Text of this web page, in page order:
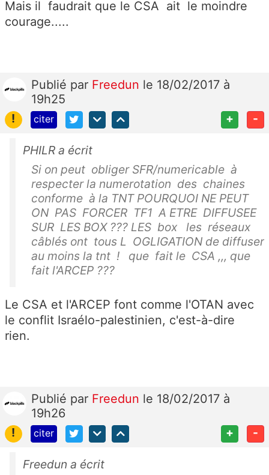
Mais il faudrait que le CSA ait le moindre
courage.....
Publié par Freedun le 18/02/2017 à
19h25
!
citer + -
PHILR a écrit
Si on peut obliger SFR/numericable à
respecter la numerotation des chaines
conforme à la TNT POURQUOI NE PEUT
ON PAS FORCER TF1 A ETRE DIFFUSEE
SUR LES BOX ??? LES box les réseaux
câblés ont tous L OGLIGATION de diffuser
au moins la tnt ! que fait le CSA ,,, que
fait l'ARCEP ???
Le CSA et l'ARCEP font comme l'OTAN avec
le conflit Israélo-palestinien, c'est-à-dire
rien.
Publié par Freedun le 18/02/2017 à
19h26
!
citer + -
Freedun a écrit